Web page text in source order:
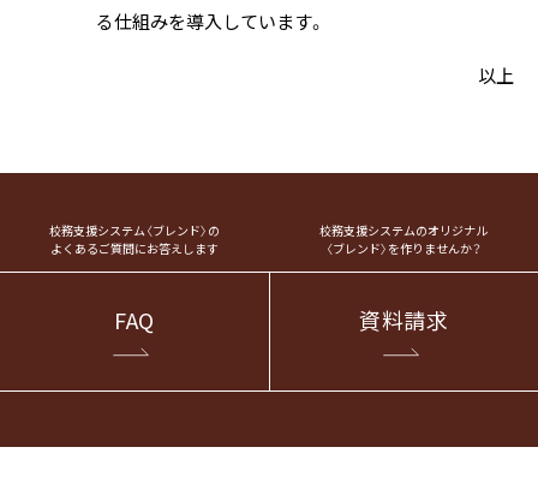
る仕組みを導入しています。
以上
校務支援システム〈ブレンド〉の
よくあるご質問にお答えします
FAQ
校務支援システムのオリジナル
〈ブレンド〉を作りませんか？
資料請求